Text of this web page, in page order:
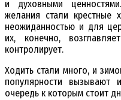
и духовными
желания стали крестные
неожиданностью и для
их, конечно,
контролирует.
Ходить стали много, и
популярности
очередь к которым стоит